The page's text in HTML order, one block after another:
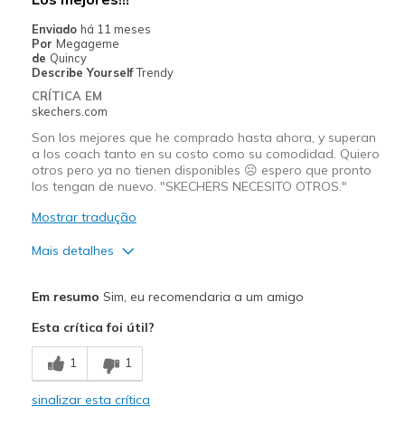
Enviado há 11 meses
Por Megageme
de Quincy
Describe YourselfTrendy
CRÍTICA EM
skechers.com
Son los mejores que he comprado hasta ahora, y superan
a los coach tanto en su costo como su comodidad. Quiero
otros pero ya no tienen disponibles ☹️ espero que pronto
los tengan de nuevo. "SKECHERS NECESITO OTROS."
Mostrar tradução
Mais detalhes
Contras
A mi me encantaron pero veo que ya no hay :(
Em resumo Sim, eu recomendaria a um amigo
Esta crítica foi útil?
1 1
sinalizar esta crítica